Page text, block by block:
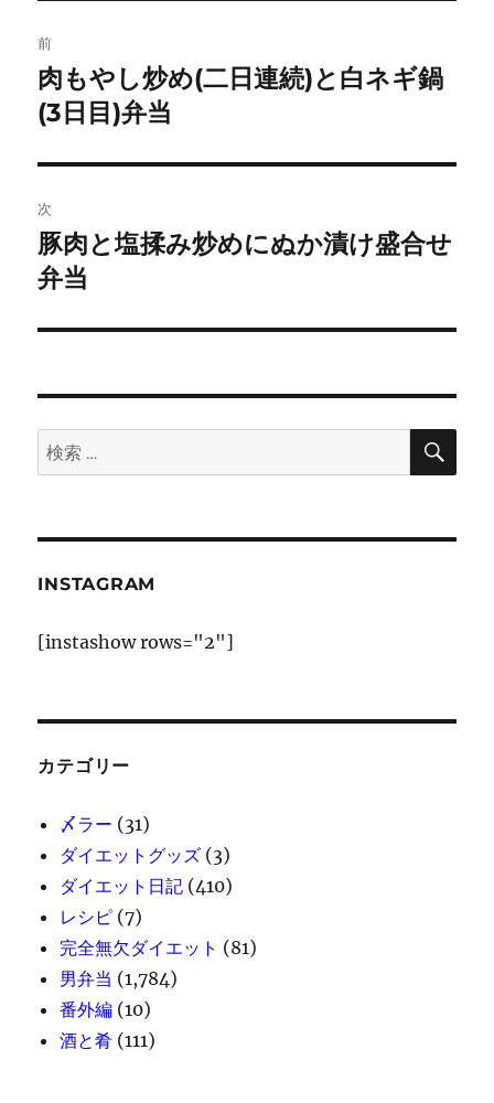
稿
ナ
ビ
ゲ
ー
シ
ン
前
前
の
稿:
肉もやし炒め(二日連続)と白ネギ鍋
(3日目)弁当
次
次
の
稿:
豚肉と塩揉み炒めにぬか漬け盛合せ
弁当
検
索:
検
INSTAGRAM
[instashow rows="2"]
カテゴリー
〆ラー (31)
ダイエットグッズ (3)
ダイエット日記 (410)
レシピ (7)
完全無欠ダイエット (81)
男弁当 (1,784)
番外編 (10)
酒と肴 (111)